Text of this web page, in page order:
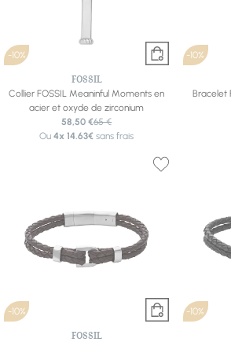
-10%
FOSSIL
Collier FOSSIL Meaninful Moments en
acier et oxyde de zirconium
58,50 €65 €
Ou4x 14.63€ sans frais
-10%
Bracelet
-10%
FOSSIL
-10%